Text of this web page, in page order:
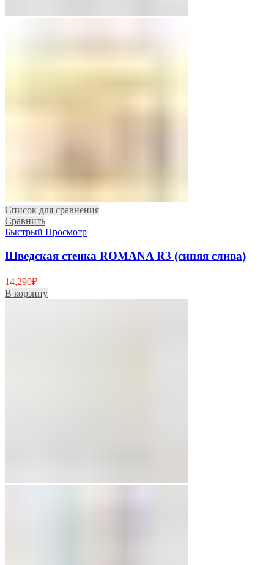
Список для сравнения
Сравнить
Быстрый Просмотр
Шведская стенка ROMANA R3 (синяя слива)
14,290₽
В корзину